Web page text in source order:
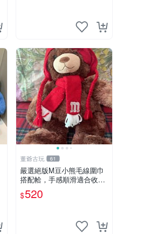
董爺古玩 61
嚴選絕版M豆小熊毛線圍巾
搭配帢，手感順滑適合收藏
絕版M豆小熊、圍巾、毛線
帢 經典好搭
$520